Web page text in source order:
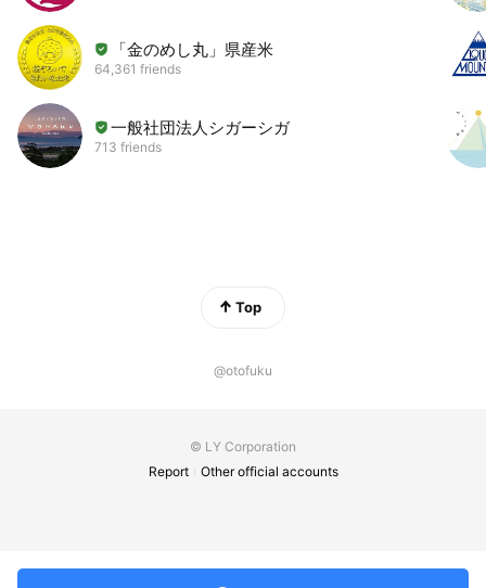
「金のめし丸」県産米
64,361 friends
一般社団法人シガーシガ
713 friends
Top
@otofuku
© LY Corporation
Report
Other official accounts